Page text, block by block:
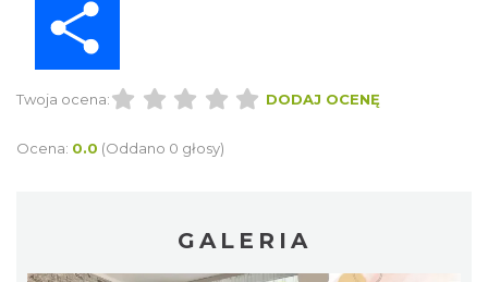
Twoja ocena: DODAJ OCENĘ
Ocena: 0.0 (Oddano 0 głosy)
GALERIA